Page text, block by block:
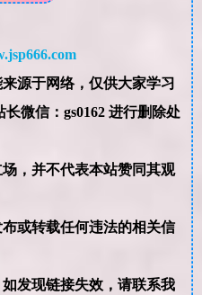
源于网络，仅供大家学习
gs0162 进行删除处
，并不代表本站赞同其观
或转载任何违法的相关信
发现链接失效，请联系我